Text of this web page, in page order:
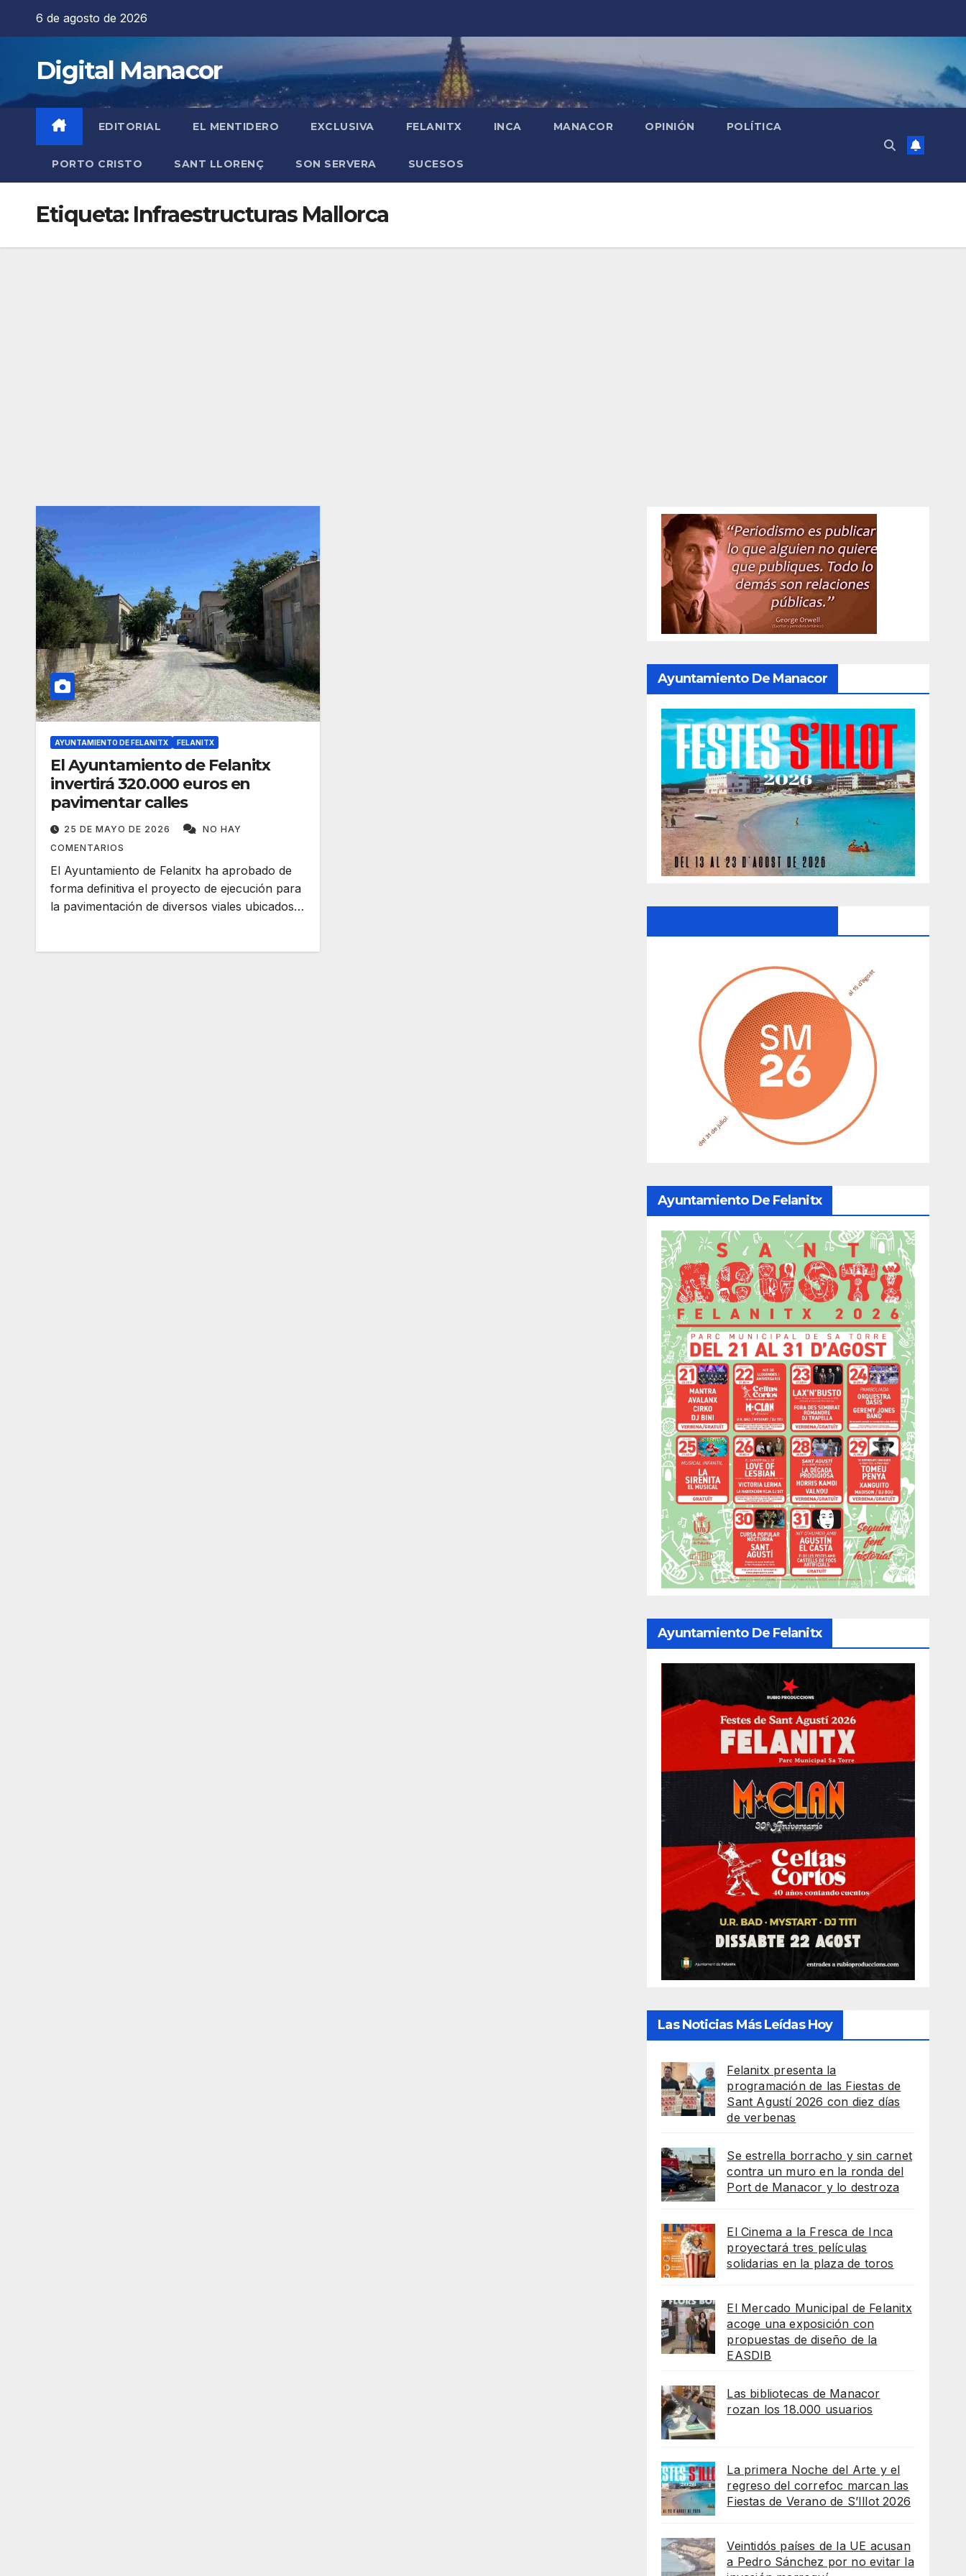
6 de agosto de 2026
Digital Manacor
EDITORIAL EL MENTIDERO EXCLUSIVA FELANITX INCA MANACOR OPINIÓN POLÍTICA
PORTO CRISTO SANT LLORENÇ SON SERVERA SUCESOS
Etiqueta: Infraestructuras Mallorca
AYUNTAMIENTO DE FELANITX FELANITX
El Ayuntamiento de Felanitx
invertirá 320.000 euros en
pavimentar calles
25 DE MAYO DE 2026
NO HAY
COMENTARIOS
El Ayuntamiento de Felanitx ha aprobado de
forma definitiva el proyecto de ejecución para
la pavimentación de diversos viales ubicados…
Ayuntamiento De Manacor
Ayuntamiento De Felanitx
Ayuntamiento De Felanitx
Las Noticias Más Leídas Hoy
Felanitx presenta la
programación de las Fiestas de
Sant Agustí 2026 con diez días
de verbenas
Se estrella borracho y sin carnet
contra un muro en la ronda del
Port de Manacor y lo destroza
El Cinema a la Fresca de Inca
proyectará tres películas
solidarias en la plaza de toros
El Mercado Municipal de Felanitx
acoge una exposición con
propuestas de diseño de la
EASDIB
Las bibliotecas de Manacor
rozan los 18.000 usuarios
La primera Noche del Arte y el
regreso del correfoc marcan las
Fiestas de Verano de S’Illot 2026
Veintidós países de la UE acusan
a Pedro Sánchez por no evitar la